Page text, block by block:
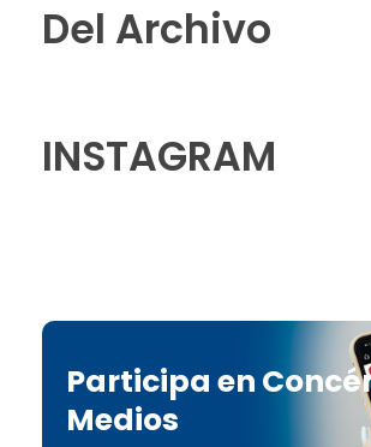
Del Archivo
INSTAGRAM
Participa en
Medios